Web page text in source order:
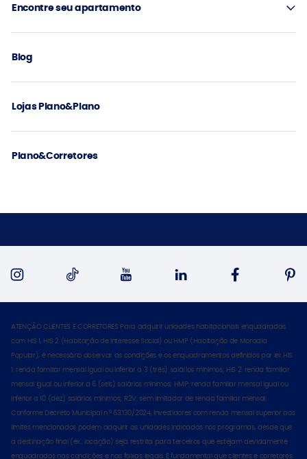
Encontre seu apartamento
Blog
Lojas Plano&Plano
Plano&Corretores
ATENÇÃO CLIENTES E CORRETORES Para adquirir unidades habitacionais enquadradas
com HIS 1, HIS 2 (Habitação de Interesse Social) ou HMP (Habitação de Moradia
Popular), é necessário observar as condições e os enquadramentos definidos por lei: HIS
1: renda familiar mensal igual ou inferior a 3 (três) salários mínimos; HIS 2: renda familiar
mensal igual ou inferior a 6 (seis) salários mínimos; HMP: renda familiar mensal igual ou
inferior a 10 (dez) salários mínimos; R2V: sem limitador de renda familiar mensal.
Conforme Decreto Municipal n.º 63.130/2024, investidores com renda mensal superior aos
limites mencionados podem adquirir as unidades indicadas nos programas, desde que
a destinação final (ex.: locação) seja restrita para terceiros que estejam devidamente
enquadrados nas condições e nas faixas legais. É fundamental que clientes e corretores